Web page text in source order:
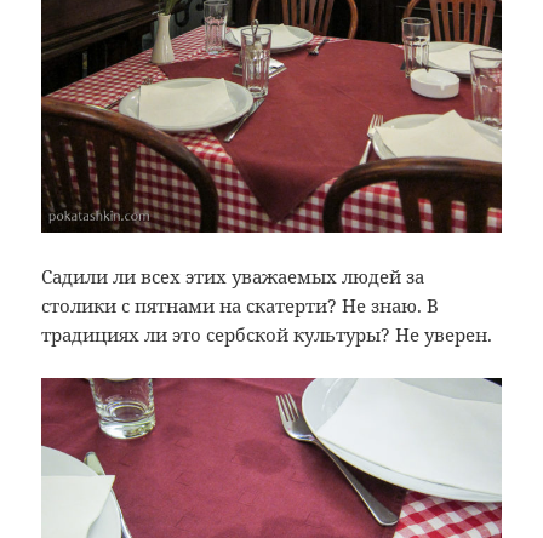
Садили ли всех этих уважаемых людей за
столики с пятнами на скатерти? Не знаю. В
традициях ли это сербской культуры? Не уверен.